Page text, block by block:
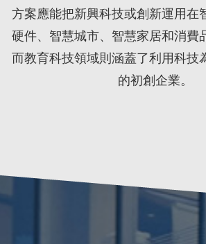
方案應能把新興科技或創新運用在
硬件、智慧城市、智慧家居和消費
而教育科技領域則涵蓋了利用科技
的初創企業。